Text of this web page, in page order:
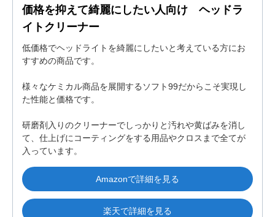
価格を抑えて綺麗にしたい人向け ヘッドラ
イトクリーナー
低価格でヘッドライトを綺麗にしたいと考えている方にお
すすめの商品です。
様々なケミカル商品を展開するソフト99だからこそ実現し
た性能と価格です。
研磨剤入りのクリーナーでしっかりと汚れや黄ばみを消し
て、仕上げにコーティングをする用品やクロスまで全てが
入っています。
Amazonで詳細を見る
楽天で詳細を見る